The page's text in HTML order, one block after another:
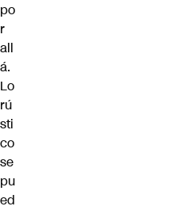
po
r
all
á.
Lo
rú
sti
co
se
pu
ed